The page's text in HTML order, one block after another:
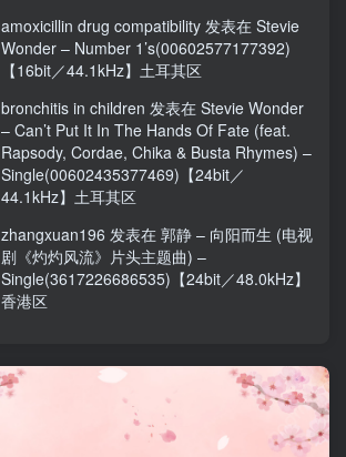
amoxicillin drug compatibility 发表在 Stevie
Wonder – Number 1’s(00602577177392)
【16bit／44.1kHz】土耳其区
bronchitis in children 发表在 Stevie Wonder
– Can’t Put It In The Hands Of Fate (feat.
Rapsody, Cordae, Chika & Busta Rhymes) –
Single(00602435377469)【24bit／
44.1kHz】土耳其区
zhangxuan196 发表在 郭静 – 向阳而生 (电视
剧《灼灼风流》片头主题曲) –
Single(3617226686535)【24bit／48.0kHz】
香港区